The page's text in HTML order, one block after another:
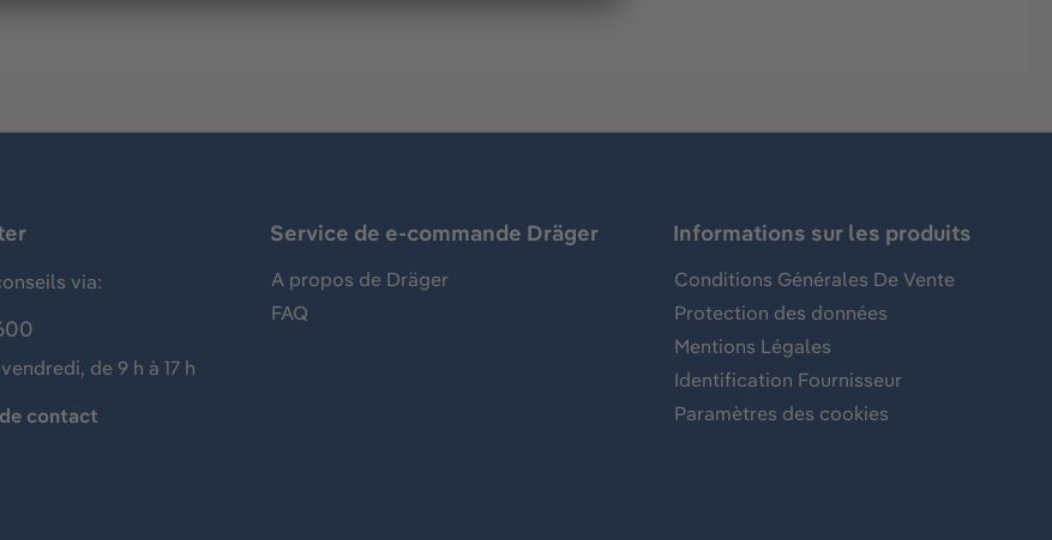
via:
de 9 h à 17 h
contact
Service de e-commande Dräger
A propos de Dräger
FAQ
Informations sur les produits
Conditions Générales De Vente
Protection des données
Mentions Légales
Identification Fournisseur
Paramètres des cookies